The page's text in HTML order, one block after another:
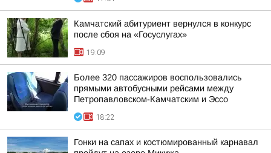
Камчатский абитуриент вернулся в конкурс
после сбоя на «Госуслугах»
19:09
Более 320 пассажиров воспользовались
прямыми автобусными рейсами между
Петропавловском-Камчатским и Эссо
18:22
Гонки на сапах и костюмированный карнавал